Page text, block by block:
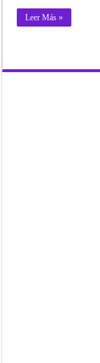
Leer Más »